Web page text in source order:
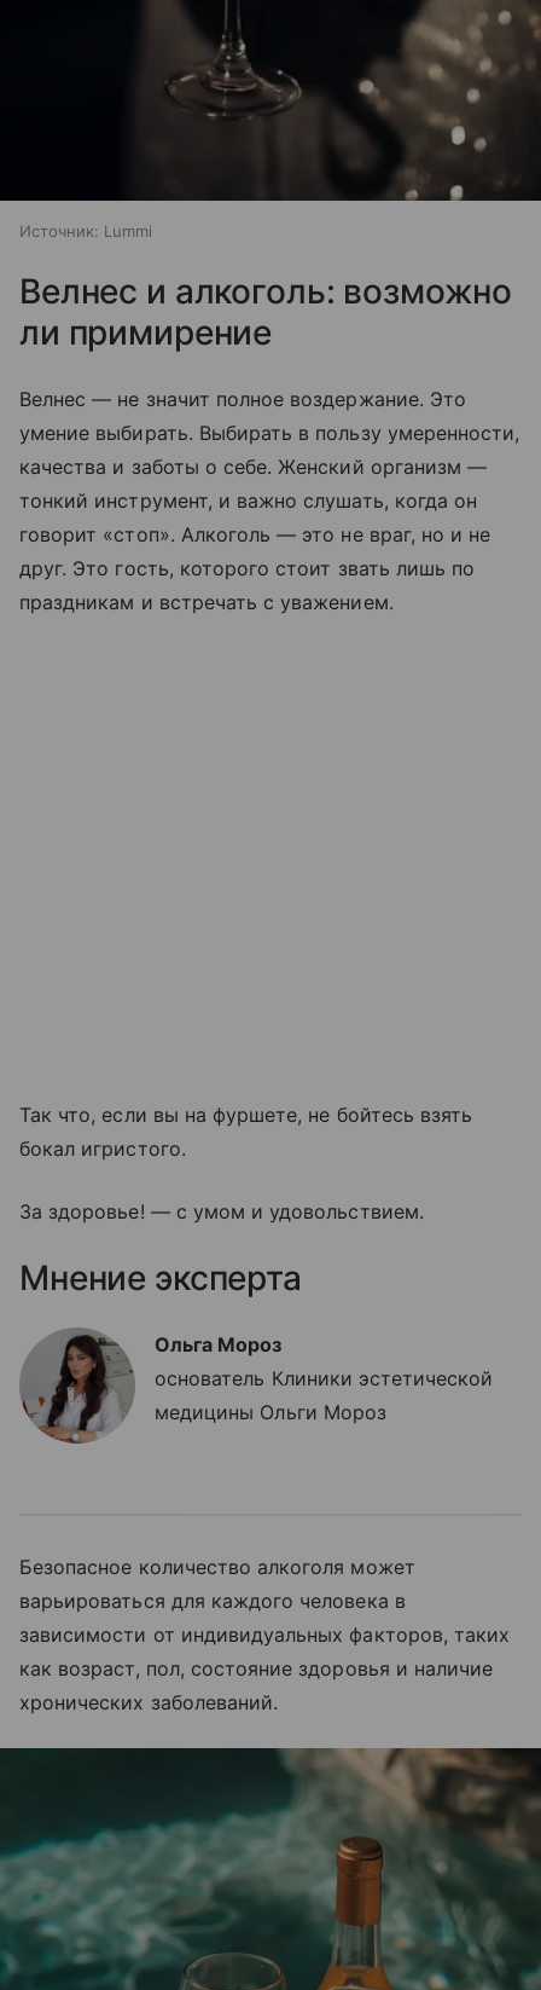
Источник: Lummi
Велнес и алкоголь: возможно
ли примирение
Велнес — не значит полное воздержание. Это
умение выбирать. Выбирать в пользу умеренности,
качества и заботы о себе. Женский организм —
тонкий инструмент, и важно слушать, когда он
говорит «стоп». Алкоголь — это не враг, но и не
друг. Это гость, которого стоит звать лишь по
праздникам и встречать с уважением.
Так что, если вы на фуршете, не бойтесь взять
бокал игристого.
За здоровье! — с умом и удовольствием.
Мнение эксперта
Ольга Мороз
основатель Клиники эстетической
медицины Ольги Мороз
Безопасное количество алкоголя может
варьироваться для каждого человека в
зависимости от индивидуальных факторов, таких
как возраст, пол, состояние здоровья и наличие
хронических заболеваний.